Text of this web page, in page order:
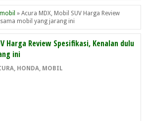
mobil » Acura MDX, Mobil SUV Harga Review
mobil yang jarang ini
Harga Review Spesifikasi, Kenalan dulu
ini
HONDA MOBIL